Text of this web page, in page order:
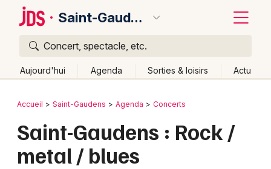
Saint-Gaudens
Concert, spectacle, etc.
Aujourd'hui Agenda Sorties & loisirs Actu
Publier un événement
Bordeaux
Colmar
Retour
Accueil Saint-Gaudens Agenda Concerts
Saint-Gaudens : Rock /
metal / blues
Quoi ?
Où ?
Midi-Pyrénées
Partout Près de moi Changer de lieu
Quand ?